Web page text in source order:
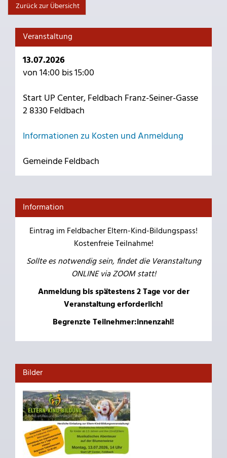
Zurück zur Übersicht
Veranstaltung
13.07.2026
von 14:00 bis 15:00
Start UP Center, Feldbach Franz-Seiner-Gasse
2 8330 Feldbach
Informationen zu Kosten und Anmeldung
Gemeinde Feldbach
Information
Eintrag im Feldbacher Eltern-Kind-Bildungspass!
Kostenfreie Teilnahme!
Sollte es notwendig sein, findet die Veranstaltung
ONLINE via ZOOM statt!
Anmeldung bis spätestens 2 Tage vor der
Veranstaltung erforderlich!
Begrenzte Teilnehmer:innenzahl!
Bilder